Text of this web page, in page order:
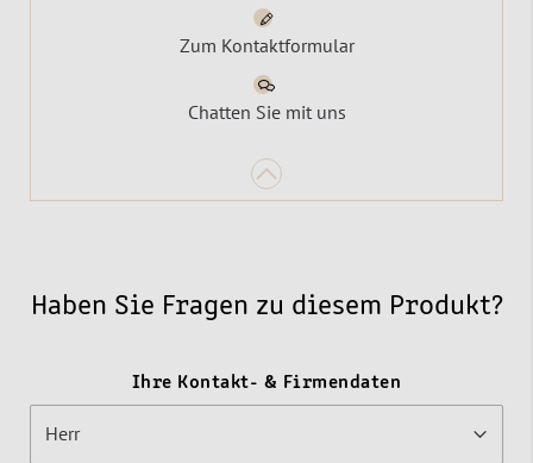
Zum Kontaktformular
Chatten Sie mit uns
Haben Sie Fragen zu diesem Produkt?
Ihre Kontakt- & Firmendaten